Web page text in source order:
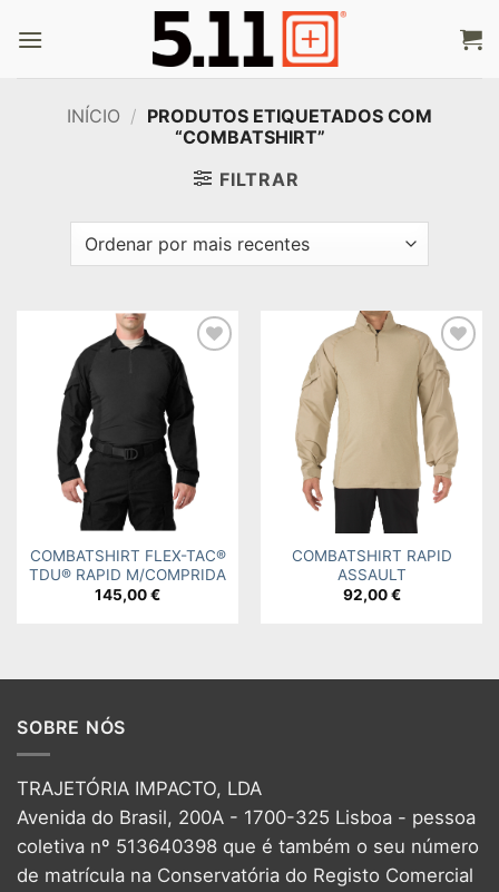
INÍCIO / PRODUTOS ETIQUETADOS COM
“COMBATSHIRT”
FILTRAR
Add to
wishlist
COMBATSHIRT FLEX-TAC®
TDU® RAPID M/COMPRIDA
145,00€
Add to
wishlist
COMBATSHIRT RAPID
ASSAULT
92,00€
SOBRE NÓS
TRAJETÓRIA IMPACTO, LDA
Avenida do Brasil, 200A - 1700-325 Lisboa - pessoa
coletiva nº 513640398 que é também o seu número
de matrícula na Conservatória do Registo Comercial